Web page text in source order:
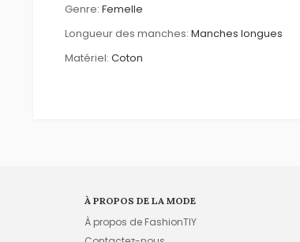
Genre: Femelle
Longueur des manches: Manches longues
Matériel: Coton
À PROPOS DE LA MODE
À propos de FashionTIY